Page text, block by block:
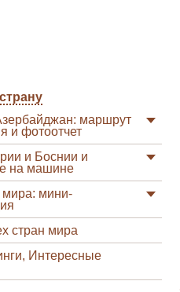
маршрут
и фотоотчет
и Боснии и
на машине
мира: мини-
стран мира
Интересные